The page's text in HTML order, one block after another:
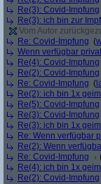
Re(3): Covid-Impfung
Re(3): ich bin zur
Vom Autor
Re: Covid-Impfung (
Wenn verfügbar
Re(4): Covid-Impfung
Re(2): Covid-Impfung
Re: Covid-Impfung (
Re(2): ich bin 1x
Re(5): Covid-Impfung
Re(3): Covid-Impfung
Re(3): ich bin 1x
Re: Wenn verfügbar
Re(2): Wenn
Re: Covid-Impfung
Re(4): ich bin 1x
Re(2): Covid-Impfung